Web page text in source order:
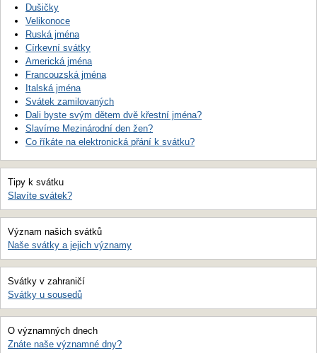
Dušičky
Velikonoce
Ruská jména
Církevní svátky
Americká jména
Francouzská jména
Italská jména
Svátek zamilovaných
Dali byste svým dětem dvě křestní jména?
Slavíme Mezinárodní den žen?
Co říkáte na elektronická přání k svátku?
Tipy k svátku
Slavíte svátek?
Význam našich svátků
Naše svátky a jejich významy
Svátky v zahraničí
Svátky u sousedů
O významných dnech
Znáte naše významné dny?